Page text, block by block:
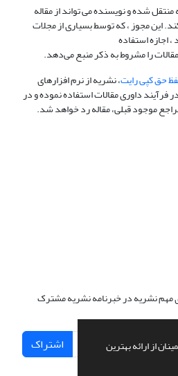
از ارائه بهترین
شده و نویسنده می تواند از مقاله
این مجوز ، که توسط بسیاری از مجلات
اجازه استفاده
مقالات را مشروط به ذکر منبع می‌دهد.
حق کپی رایت، نشریه از نرم افزارهای
فرآیند داوری مقالات استفاده نموده و در
مهم نشریه در خبرنامه نشریه مشترک
اشتراک